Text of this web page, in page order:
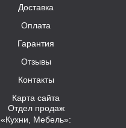
Доставка
Оплата
Гарантия
Отзывы
Контакты
Карта сайта
Отдел продаж
«Кухни, Мебель»: